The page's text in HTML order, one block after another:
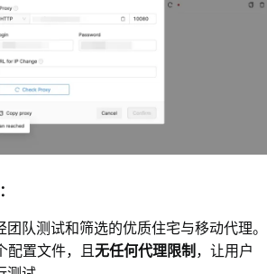
团队测试和筛选的优质住宅与移动代理。
配置文件，且无任何代理限制 ，让用户